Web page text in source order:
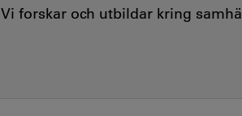
Vi forskar och utbildar kring